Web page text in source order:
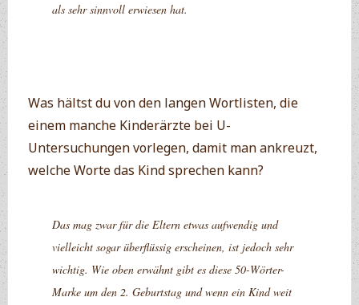
als sehr sinnvoll erwiesen hat.
Was hältst du von den langen Wortlisten, die
einem manche Kinderärzte bei U-
Untersuchungen vorlegen, damit man ankreuzt,
welche Worte das Kind sprechen kann?
Das mag zwar für die Eltern etwas aufwendig und
vielleicht sogar überflüssig erscheinen, ist jedoch sehr
wichtig. Wie oben erwähnt gibt es diese 50-Wörter-
Marke um den 2. Geburtstag und wenn ein Kind weit